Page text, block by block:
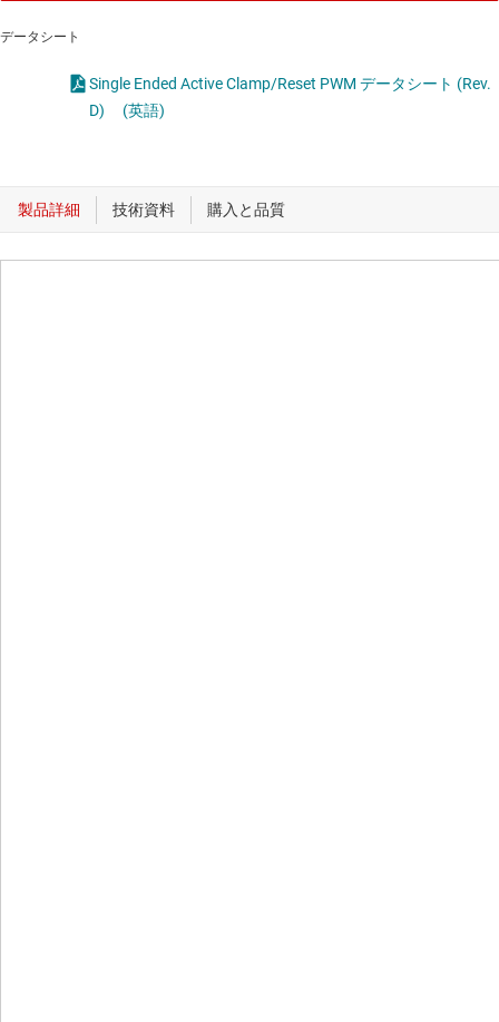
データシート
Single Ended Active Clamp/Reset PWM データシート (Rev.
D)
(英語)